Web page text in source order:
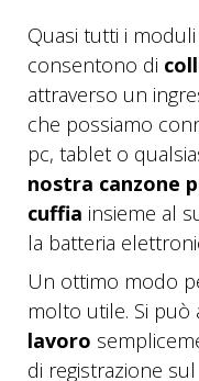
Quasi tutti i
consentono di
attraverso un
che possiamo
pc, tablet o
nostra canzone
cuffia insieme al
la batteria
Un ottimo modo
molto utile. Si può
lavoro
di registrazione